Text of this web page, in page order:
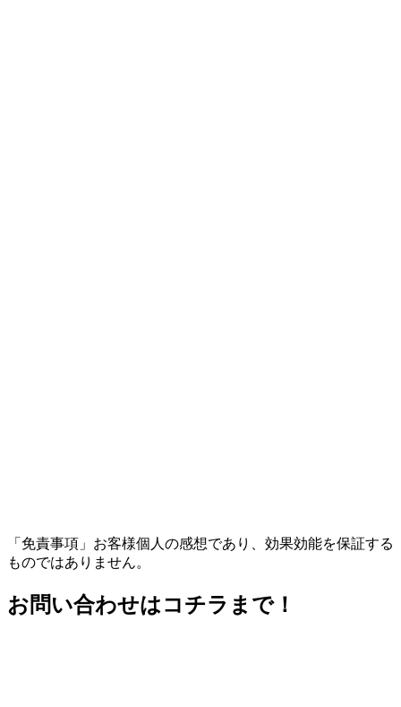
「免責事項」お客様個人の感想であり、効果効能を保証する
ものではありません。
お問い合わせはコチラまで！